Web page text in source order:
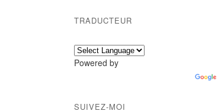
TRADUCTEUR
Powered by
SUIVEZ-MOI